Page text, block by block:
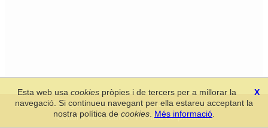
Secció de Llengua i Lliteratura Valencianes-Real Acadèmia de
Cultura Valenciana-Política de privacitat
X
Esta web usacookies pròpies i de tercers per a millorar la
navegació. Si continueu navegant per ella estareu acceptant la
nostra política de cookies Més informació